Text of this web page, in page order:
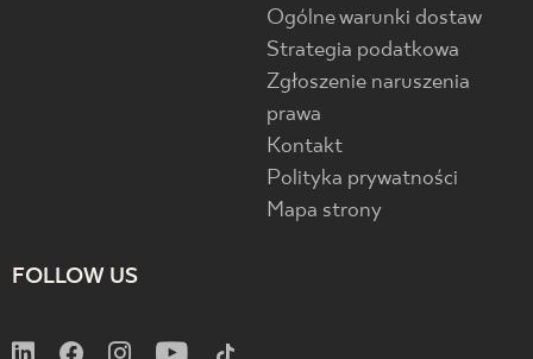
Ogólne warunki dostaw
Strategia podatkowa
Zgłoszenie naruszenia
prawa
Kontakt
Polityka prywatności
Mapa strony
FOLLOW US